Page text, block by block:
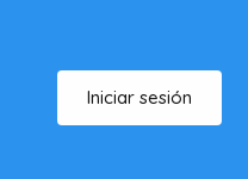
Iniciar sesión